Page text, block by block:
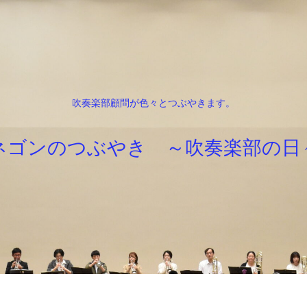
吹奏楽部顧問が色々とつぶやきます。
ゴンのつぶやき ～吹奏楽部の日